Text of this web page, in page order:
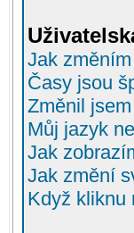
Jak
Časy jsou
Změnil
Můj jazyk
Jak
Jak změní
Když kliknu